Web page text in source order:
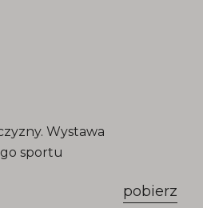
Wystawa
sportu
pobierz